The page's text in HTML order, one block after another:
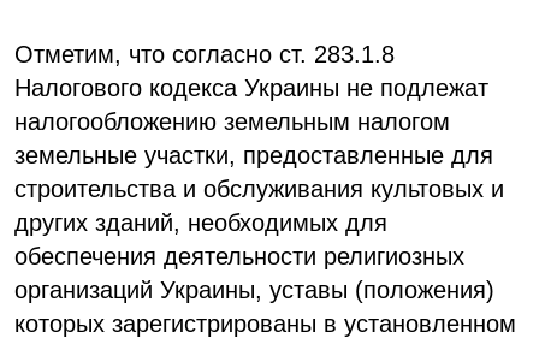
Отметим, что согласно ст. 283.1.8
Налогового кодекса Украины не подлежат
налогообложению земельным налогом
земельные участки, предоставленные для
строительства и обслуживания культовых и
других зданий, необходимых для
обеспечения деятельности религиозных
организаций Украины, уставы (положения)
которых зарегистрированы в установленном